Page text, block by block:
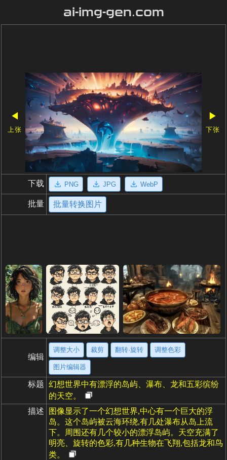
ai-img-gen.com
◀
上张
▶
下张
下载 PNG JPG WebP
批量 批量转换图片
编辑
调整大小 裁剪 翻转·旋转 调整色彩
图片编辑器
标题 幻想世界中有漂浮的岛屿、瀑布、龙和五彩缤纷
的天空。
描述
图像显示了一个幻想世界,中心有一个巨大的浮
岛。这个岛屿被云海环绕,有几处瀑布从岛上流
下。周围还有几个较小的漂浮岛屿。天空充满了
明亮、旋转的色彩,有几种生物在飞翔,包括龙和鸟
类。